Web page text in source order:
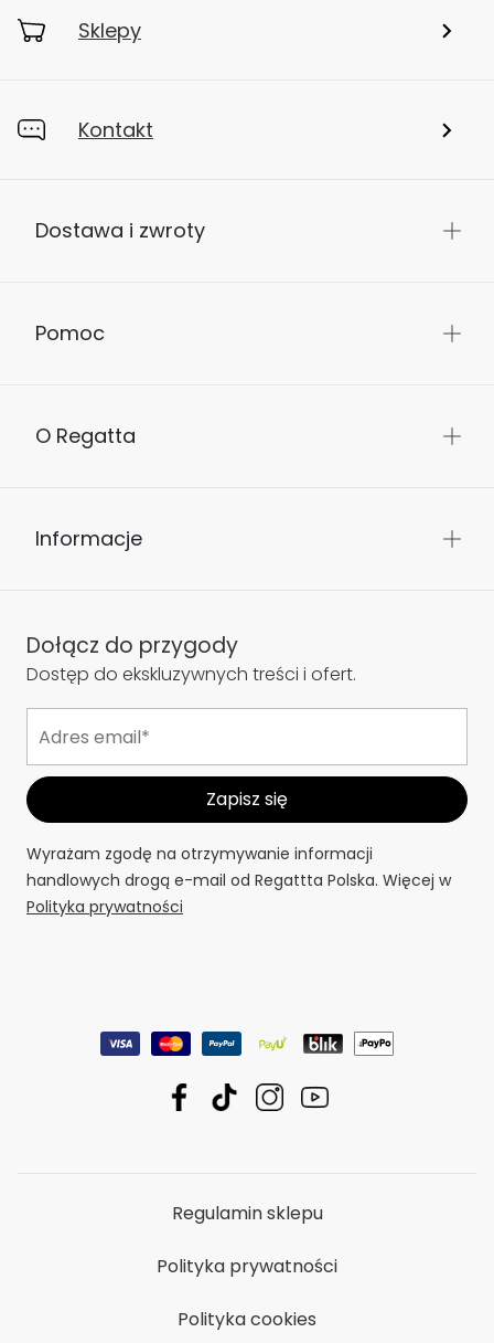
Sklepy
Kontakt
Dostawa i zwroty
Pomoc
O Regatta
Informacje
Dołącz do przygody
Dostęp do ekskluzywnych treści i ofert.
Wyrażam zgodę na otrzymywanie informacji
handlowych drogą e-mail od Regattta Polska. Więcej w
Polityka prywatności
Regulamin sklepu
Polityka prywatności
Polityka cookies